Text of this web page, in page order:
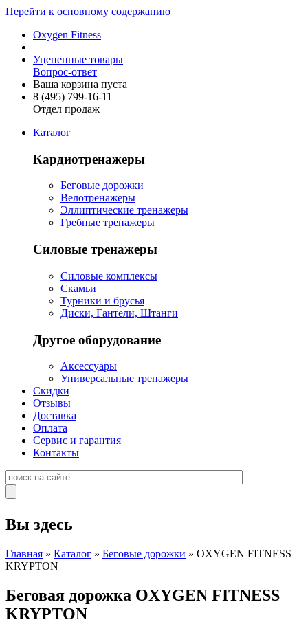
Перейти к основному содержанию
Oxygen Fitness
Уцененные товары
Вопрос-ответ
Ваша корзина пуста
8 (495) 799-16-11
Отдел продаж
Каталог
Кардиотренажеры
Беговые дорожки
Велотренажеры
Эллиптические тренажеры
Гребные тренажеры
Силовые тренажеры
Силовые комплексы
Скамьи
Турники и брусья
Диски, Гантели, Штанги
Другое оборудование
Аксессуары
Универсальные тренажеры
Скидки
Отзывы
Доставка
Оплата
Сервис и гарантия
Контакты
Вы здесь
Главная » Каталог » Беговые дорожки » OXYGEN FITNESS
KRYPTON
Беговая дорожка OXYGEN FITNESS
KRYPTON